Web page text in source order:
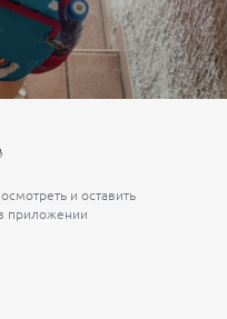
и оставить
приложении